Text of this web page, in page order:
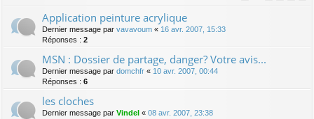
Application peinture acrylique
Dernier message par vavavoum « 16 avr. 2007, 15:33
Réponses : 2
MSN : Dossier de partage, danger? Votre avis...
Dernier message par domchfr « 10 avr. 2007, 00:44
Réponses : 6
les cloches
Dernier message par Vindel « 08 avr. 2007, 23:38